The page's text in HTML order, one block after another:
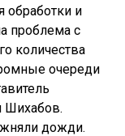
обработки и
проблема с
количества
очереди
Шихабов.
дожди.